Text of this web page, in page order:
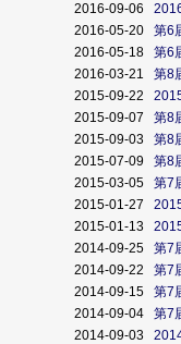
2016-09-06
2016-05-20
第6
2016-05-18
第6
2016-03-21
第8
2015-09-22
2015-09-07
第8
2015-09-03
第8
2015-07-09
第8
2015-03-05
第7
2015-01-27
2015-01-13
2014-09-25
第7
2014-09-22
第7
2014-09-15
第7
2014-09-04
第7
2014-09-03